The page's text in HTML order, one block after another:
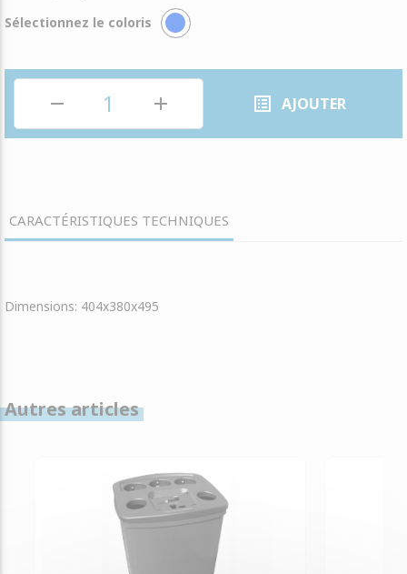
Sélectionnez le coloris
remove add list_alt AJOUTER
CARACTÉRISTIQUES TECHNIQUES
Dimensions: 404x380x495
Autres articles